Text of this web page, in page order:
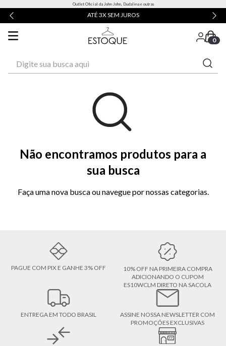
Outlet Oficial da John John, Dudalina e outras
ATÉ 3X SEM JUROS
0
Não encontramos produtos para a
sua busca
Faça uma nova busca ou navegue por nossas categorias.
PAGUE COM PIX E GANHE 3% OFF
10% OFF NA PRIMEIRA COMPRA
ADICIONANDO O CUPOM
ES10WCLM DIRETO NA SACOLA
ENTREGA EM TODO BRASIL
ASSINE NOSSA NEWSLETTER COM
PROMOÇÕES EXCLUSIVAS